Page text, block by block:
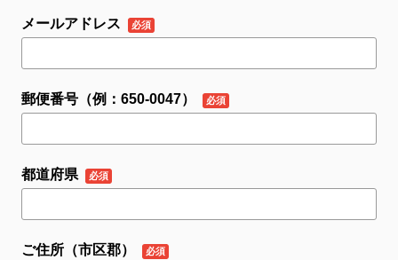
メールアドレス
郵便番号（例：650-0047）
都道府県
ご住所（市区郡）